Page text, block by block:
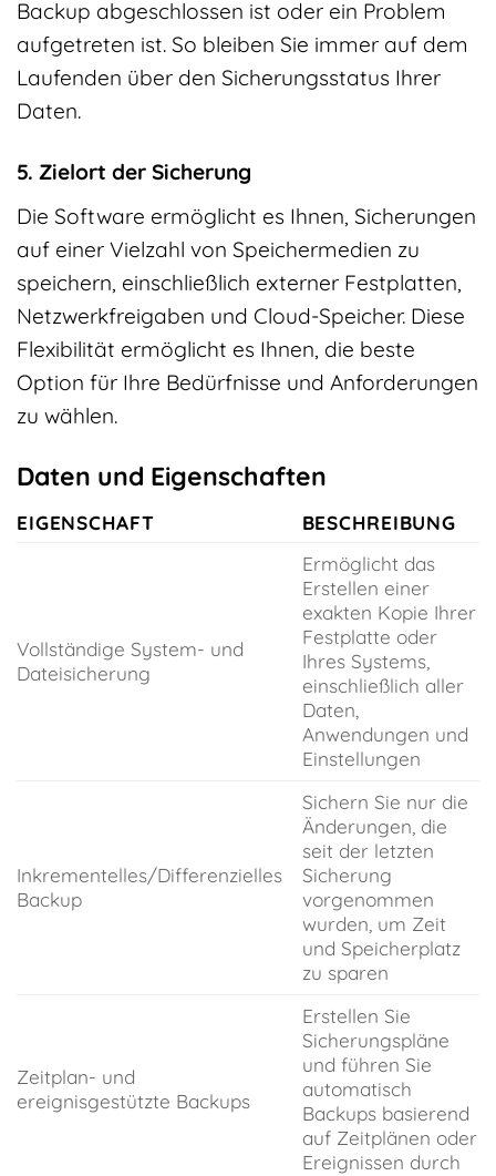
Backup abgeschlossen ist oder ein Problem
aufgetreten ist. So bleiben Sie immer auf dem
Laufenden über den Sicherungsstatus Ihrer
Daten.
5. Zielort der Sicherung
Die Software ermöglicht es Ihnen, Sicherungen
auf einer Vielzahl von Speichermedien zu
speichern, einschließlich externer Festplatten,
Netzwerkfreigaben und Cloud-Speicher. Diese
Flexibilität ermöglicht es Ihnen, die beste
Option für Ihre Bedürfnisse und Anforderungen
zu wählen.
Daten und Eigenschaften
EIGENSCHAFT BESCHREIBUNG
Vollständige System- und
Dateisicherung
Ermöglicht das
Erstellen einer
exakten Kopie Ihrer
Festplatte oder
Ihres Systems,
einschließlich aller
Daten,
Anwendungen und
Einstellungen
Inkrementelles/Differenzielles
Backup
Sichern Sie nur die
Änderungen, die
seit der letzten
Sicherung
vorgenommen
wurden, um Zeit
und Speicherplatz
zu sparen
Zeitplan- und
ereignisgestützte Backups
Erstellen Sie
Sicherungspläne
und führen Sie
automatisch
Backups basierend
auf Zeitplänen oder
Ereignissen durch